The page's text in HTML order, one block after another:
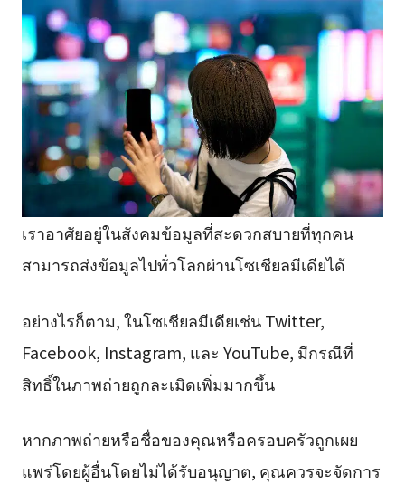
เราอาศัยอยู่ในสังคมข้อมูลที่สะดวกสบายที่ทุกคน
สามารถส่งข้อมูลไปทั่วโลกผ่านโซเชียลมีเดียได้
อย่างไรก็ตาม, ในโซเชียลมีเดียเช่น Twitter,
Facebook, Instagram, และ YouTube, มีกรณีที่
สิทธิ์ในภาพถ่ายถูกละเมิดเพิ่มมากขึ้น
หากภาพถ่ายหรือชื่อของคุณหรือครอบครัวถูกเผย
แพร่โดยผู้อื่นโดยไม่ได้รับอนุญาต, คุณควรจะจัดการ